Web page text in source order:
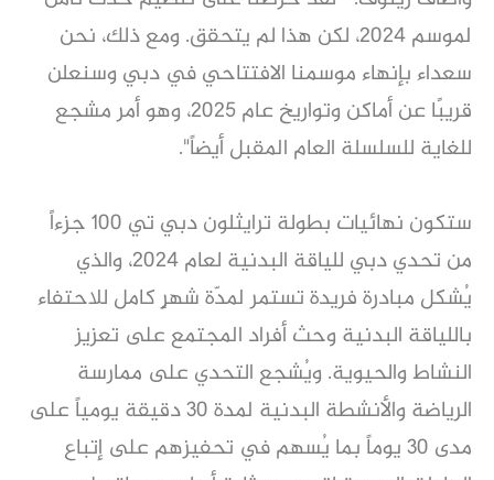
لموسم 2024، لكن هذا لم يتحقق. ومع ذلك، نحن
سعداء بإنهاء موسمنا الافتتاحي في دبي وسنعلن
قريبًا عن أماكن وتواريخ عام 2025، وهو أمر مشجع
للغاية للسلسلة العام المقبل أيضاً".
ستكون نهائيات بطولة ترايثلون دبي تي 100 جزءاً
من تحدي دبي للياقة البدنية لعام 2024، والذي
يُشكل مبادرة فريدة تستمر لمدّة شهرٍ كامل للاحتفاء
باللياقة البدنية وحث أفراد المجتمع على تعزيز
النشاط والحيوية. ويُشجع التحدي على ممارسة
الرياضة والأنشطة البدنية لمدة 30 دقيقة يومياً على
مدى 30 يوماً بما يُسهم في تحفيزهم على إتباع